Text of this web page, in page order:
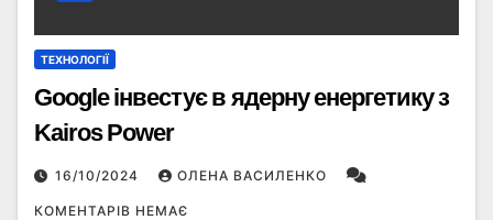
ТЕХНОЛОГІЇ
Google інвестує в ядерну енергетику з
Kairos Power
16/10/2024 ОЛЕНА ВАСИЛЕНКО
КОМЕНТАРІВ НЕМАЄ